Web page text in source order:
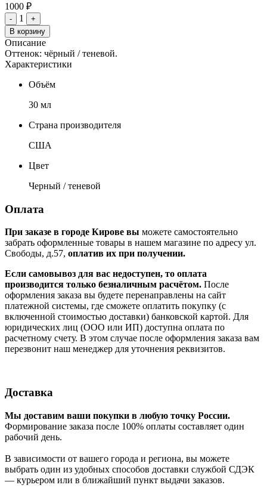
1000 ₽
- 1
+
В корзину
Описание
Оттенок: чёрный / теневой.
Характеристики
Объём
30 мл
Страна производителя
США
Цвет
Черный / теневой
Оплата
При заказе в городе Кирове вы можете самостоятельно
забрать оформленные товары в нашем магазине по адресу ул.
Свободы, д.57, оплатив их при получении.
Если самовывоз для вас недоступен, то оплата
производится только безналичным расчётом. После
оформления заказа вы будете перенаправлены на сайт
платежной системы, где сможете оплатить покупку (с
включенной стоимостью доставки) банковской картой. Для
юридических лиц (ООО или ИП) доступна оплата по
расчетному счету. В этом случае после оформления заказа вам
перезвонит наш менеджер для уточнения реквизитов.
Доставка
Мы доставим ваши покупки в любую точку России.
Формирование заказа после 100% оплаты составляет один
рабочий день.
В зависимости от вашего города и региона, вы можете
выбрать один из удобных способов доставки службой СДЭК
— курьером или в ближайший пункт выдачи заказов.